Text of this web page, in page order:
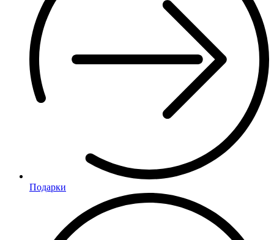
Подарки